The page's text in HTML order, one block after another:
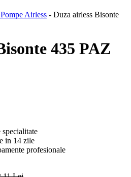
Airless - Duza airless Bisonte
435 PAZ
specialitate
in 14 zile
profesionale